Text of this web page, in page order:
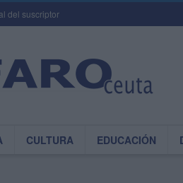
del suscriptor
CULTURA EDUCACIÓN